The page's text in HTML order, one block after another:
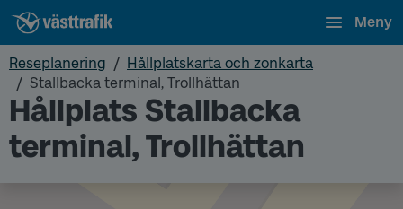
Meny
Reseplanering
Hållplatskarta och zonkarta
Stallbacka terminal, Trollhättan
Hållplats Stallbacka
terminal, Trollhättan